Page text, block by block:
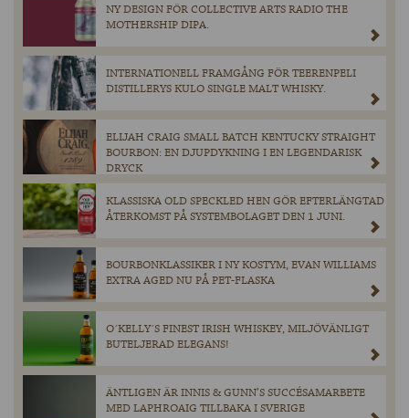
NY DESIGN FÖR COLLECTIVE ARTS RADIO THE
MOTHERSHIP DIPA.
INTERNATIONELL FRAMGÅNG FÖR TEERENPELI
DISTILLERYS KULO SINGLE MALT WHISKY.
ELIJAH CRAIG SMALL BATCH KENTUCKY STRAIGHT
BOURBON: EN DJUPDYKNING I EN LEGENDARISK
DRYCK
KLASSISKA OLD SPECKLED HEN GÖR EFTERLÄNGTAD
ÅTERKOMST PÅ SYSTEMBOLAGET DEN 1 JUNI.
BOURBONKLASSIKER I NY KOSTYM, EVAN WILLIAMS
EXTRA AGED NU PÅ PET-FLASKA
O´KELLY´S FINEST IRISH WHISKEY, MILJÖVÄNLIGT
BUTELJERAD ELEGANS!
ÄNTLIGEN ÄR INNIS & GUNN’S SUCCÉSAMARBETE
MED LAPHROAIG TILLBAKA I SVERIGE